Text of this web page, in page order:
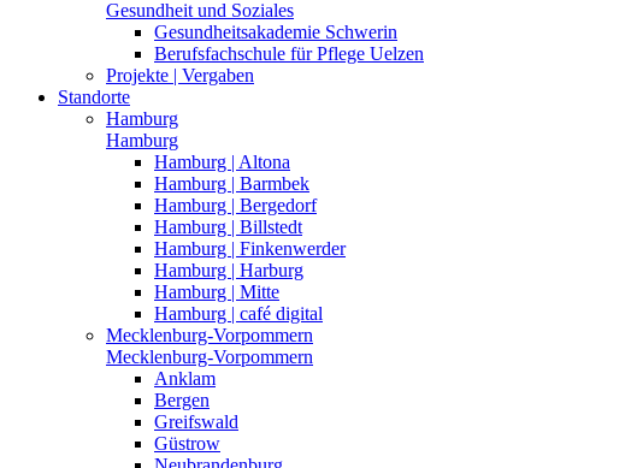
Gesundheit und Soziales
Gesundheitsakademie Schwerin
Berufsfachschule für Pflege Uelzen
Projekte | Vergaben
Standorte
Hamburg
Hamburg
Hamburg | Altona
Hamburg | Barmbek
Hamburg | Bergedorf
Hamburg | Billstedt
Hamburg | Finkenwerder
Hamburg | Harburg
Hamburg | Mitte
Hamburg | café digital
Mecklenburg-Vorpommern
Mecklenburg-Vorpommern
Anklam
Bergen
Greifswald
Güstrow